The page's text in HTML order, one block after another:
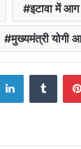
इटावा में आग
मुख्यमंत्री योगी
LinkedIn